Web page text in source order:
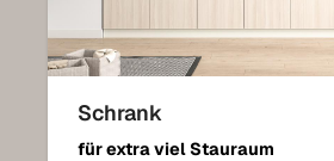
Schrank
für extra viel Stauraum